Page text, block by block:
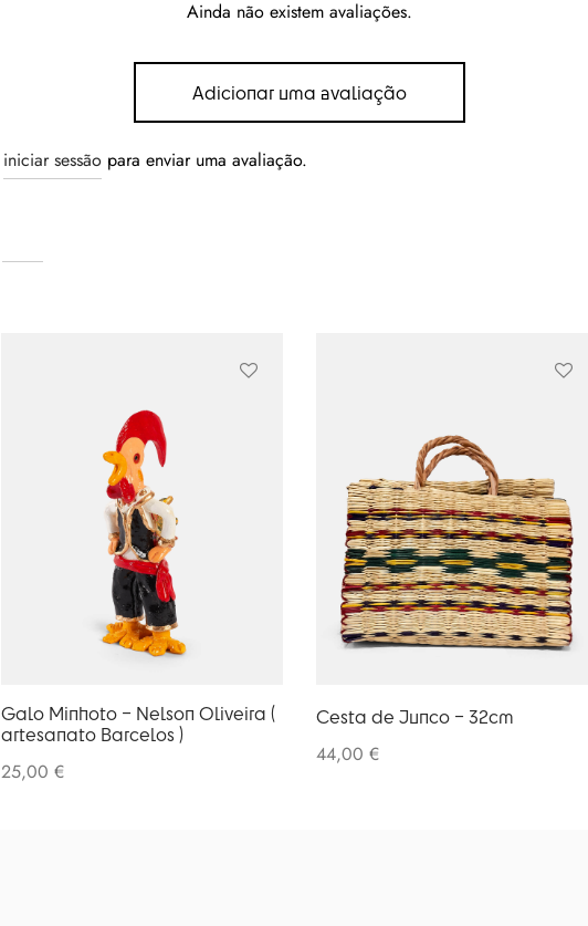
Ainda não existem avaliações.
Adicionar uma avaliação
iniciar sessão para enviar uma avaliação.
Galo Minhoto – Nelson Oliveira (
artesanato Barcelos )
25,00 €
Cesta de Junco – 32cm
44,00 €